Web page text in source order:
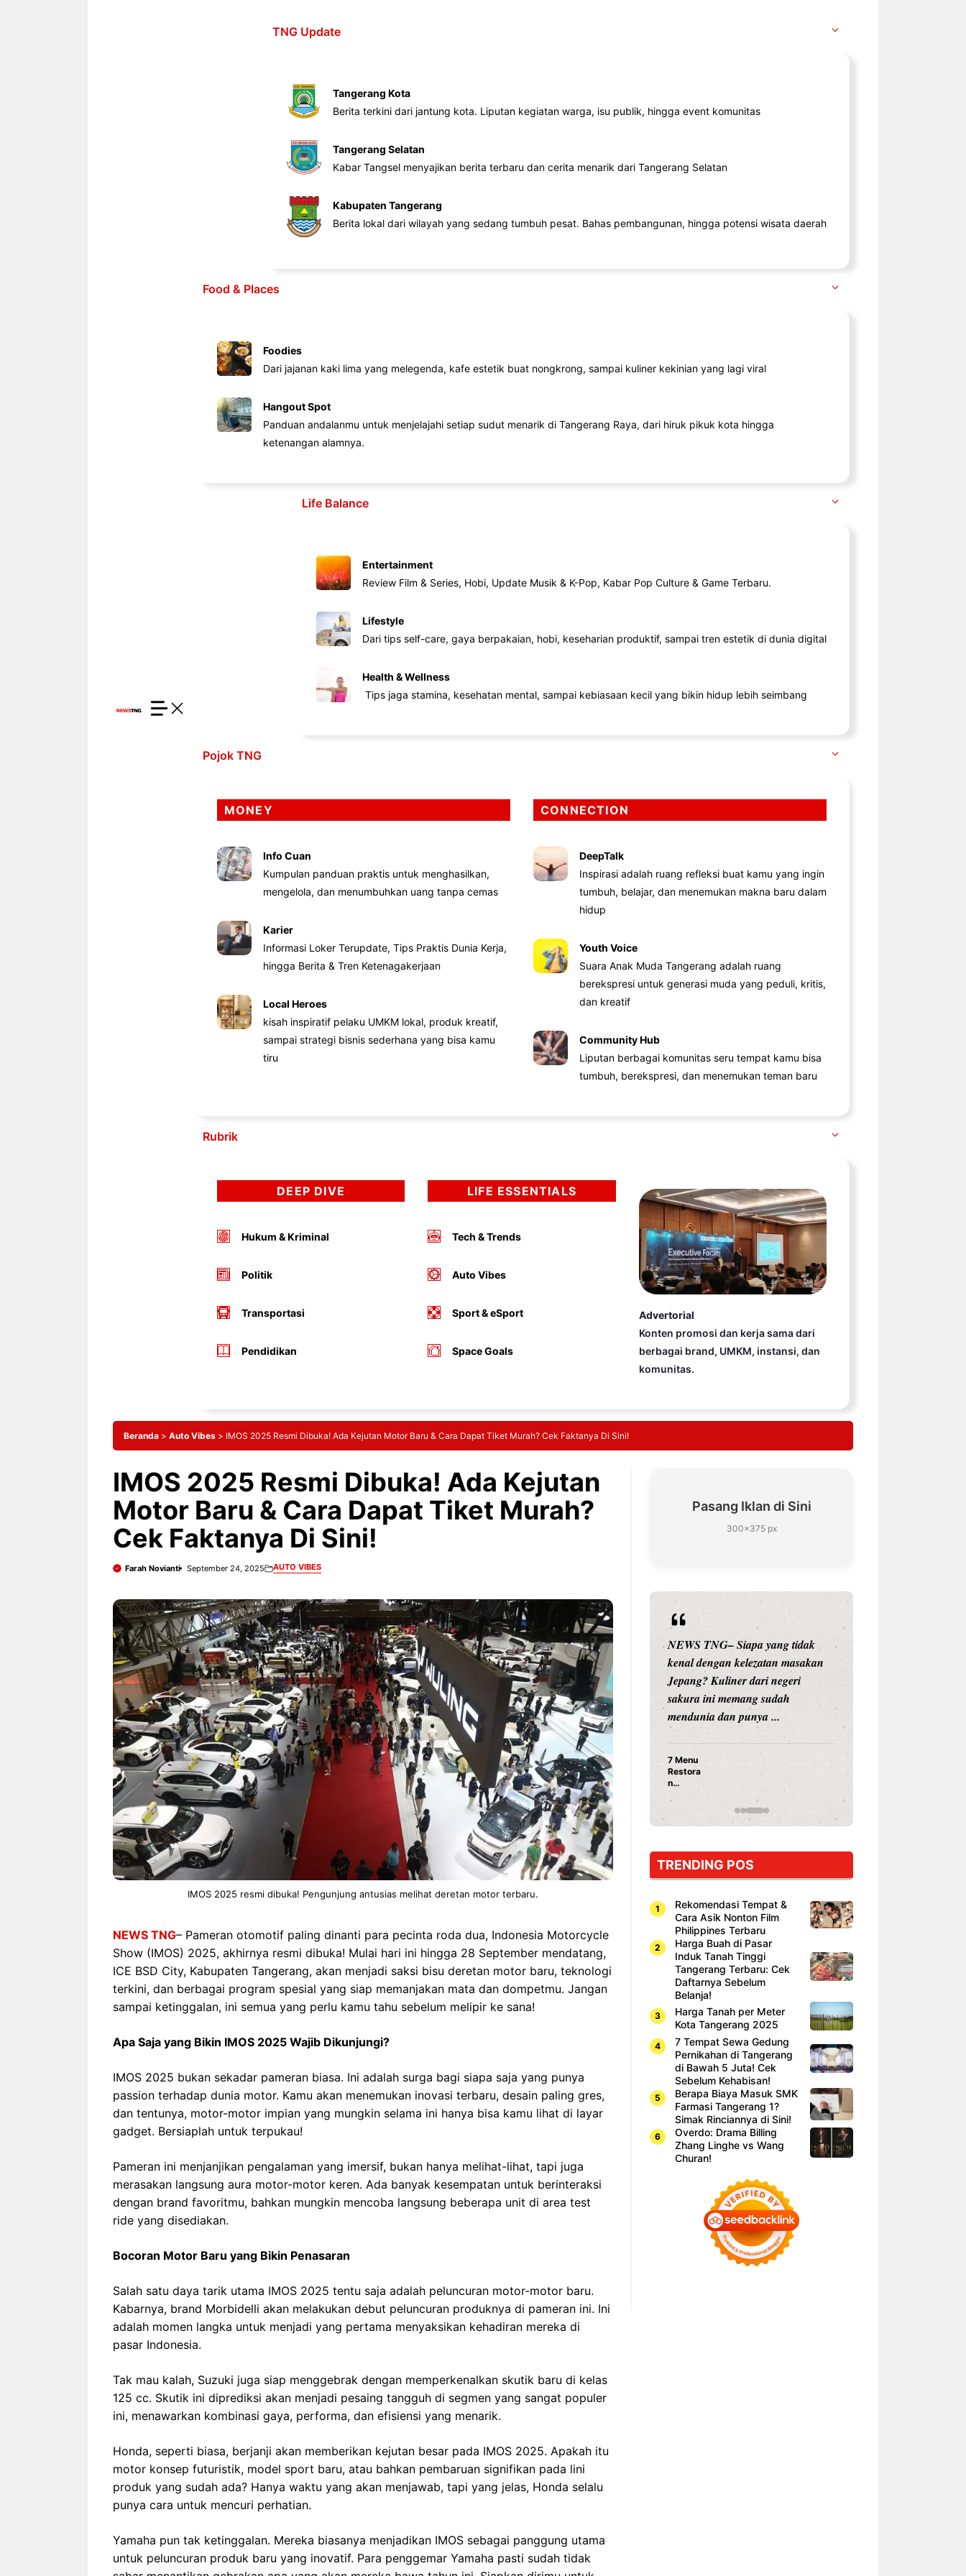
TNG Update
Tangerang Kota
Berita terkini dari jantung kota. Liputan kegiatan warga, isu publik, hingga event komunitas
Tangerang Selatan
Kabar Tangsel menyajikan berita terbaru dan cerita menarik dari Tangerang Selatan
Kabupaten Tangerang
Berita lokal dari wilayah yang sedang tumbuh pesat. Bahas pembangunan, hingga potensi wisata daerah
Food & Places
Foodies
Dari jajanan kaki lima yang melegenda, kafe estetik buat nongkrong, sampai kuliner kekinian yang lagi viral
Hangout Spot
Panduan andalanmu untuk menjelajahi setiap sudut menarik di Tangerang Raya, dari hiruk pikuk kota hingga
ketenangan alamnya.
Life Balance
Entertainment
Review Film & Series, Hobi, Update Musik & K-Pop, Kabar Pop Culture & Game Terbaru.
Lifestyle
Dari tips self-care, gaya berpakaian, hobi, keseharian produktif, sampai tren estetik di dunia digital
Health & Wellness
Tips jaga stamina, kesehatan mental, sampai kebiasaan kecil yang bikin hidup lebih seimbang
Pojok TNG
MONEY
Info Cuan
Kumpulan panduan praktis untuk menghasilkan,
mengelola, dan menumbuhkan uang tanpa cemas
Karier
Informasi Loker Terupdate, Tips Praktis Dunia Kerja,
hingga Berita & Tren Ketenagakerjaan
Local Heroes
kisah inspiratif pelaku UMKM lokal, produk kreatif,
sampai strategi bisnis sederhana yang bisa kamu
tiru
CONNECTION
DeepTalk
Inspirasi adalah ruang refleksi buat kamu yang ingin
tumbuh, belajar, dan menemukan makna baru dalam
hidup
Youth Voice
Suara Anak Muda Tangerang adalah ruang
berekspresi untuk generasi muda yang peduli, kritis,
dan kreatif
Community Hub
Liputan berbagai komunitas seru tempat kamu bisa
tumbuh, berekspresi, dan menemukan teman baru
Rubrik
DEEP DIVE
Hukum & Kriminal
Politik
Transportasi
Pendidikan
LIFE ESSENTIALS
Tech & Trends
Auto Vibes
Sport & eSport
Space Goals
Advertorial
Konten promosi dan kerja sama dari
berbagai brand, UMKM, instansi, dan
komunitas.
Beranda > Auto Vibes > IMOS 2025 Resmi Dibuka! Ada Kejutan Motor Baru & Cara Dapat Tiket Murah? Cek Faktanya Di Sini!
IMOS 2025 Resmi Dibuka! Ada Kejutan
Motor Baru & Cara Dapat Tiket Murah?
Cek Faktanya Di Sini!
Farah Novianti September 24, 2025 AUTO VIBES
IMOS 2025 resmi dibuka! Pengunjung antusias melihat deretan motor terbaru.
NEWS TNG– Pameran otomotif paling dinanti para pecinta roda dua, Indonesia Motorcycle
Show (IMOS) 2025, akhirnya resmi dibuka! Mulai hari ini hingga 28 September mendatang,
ICE BSD City, Kabupaten Tangerang, akan menjadi saksi bisu deretan motor baru, teknologi
terkini, dan berbagai program spesial yang siap memanjakan mata dan dompetmu. Jangan
sampai ketinggalan, ini semua yang perlu kamu tahu sebelum melipir ke sana!
Apa Saja yang Bikin IMOS 2025 Wajib Dikunjungi?
IMOS 2025 bukan sekadar pameran biasa. Ini adalah surga bagi siapa saja yang punya
passion terhadap dunia motor. Kamu akan menemukan inovasi terbaru, desain paling gres,
dan tentunya, motor-motor impian yang mungkin selama ini hanya bisa kamu lihat di layar
gadget. Bersiaplah untuk terpukau!
Pameran ini menjanjikan pengalaman yang imersif, bukan hanya melihat-lihat, tapi juga
merasakan langsung aura motor-motor keren. Ada banyak kesempatan untuk berinteraksi
dengan brand favoritmu, bahkan mungkin mencoba langsung beberapa unit di area test
ride yang disediakan.
Bocoran Motor Baru yang Bikin Penasaran
Salah satu daya tarik utama IMOS 2025 tentu saja adalah peluncuran motor-motor baru.
Kabarnya, brand Morbidelli akan melakukan debut peluncuran produknya di pameran ini. Ini
adalah momen langka untuk menjadi yang pertama menyaksikan kehadiran mereka di
pasar Indonesia.
Tak mau kalah, Suzuki juga siap menggebrak dengan memperkenalkan skutik baru di kelas
125 cc. Skutik ini diprediksi akan menjadi pesaing tangguh di segmen yang sangat populer
ini, menawarkan kombinasi gaya, performa, dan efisiensi yang menarik.
Honda, seperti biasa, berjanji akan memberikan kejutan besar pada IMOS 2025. Apakah itu
motor konsep futuristik, model sport baru, atau bahkan pembaruan signifikan pada lini
produk yang sudah ada? Hanya waktu yang akan menjawab, tapi yang jelas, Honda selalu
punya cara untuk mencuri perhatian.
Yamaha pun tak ketinggalan. Mereka biasanya menjadikan IMOS sebagai panggung utama
untuk peluncuran produk baru yang inovatif. Para penggemar Yamaha pasti sudah tidak
Pasang Iklan di Sini
300×375 px
NEWS TNG– Siapa sangka, dua
nama besar di dunia hiburan,
Nunung Srimulat dan Vicky
Prasetyo, kini merambah dunia
kuliner dengan ...
Nunung Srimulat & Vicky
Prasetyo Buka Restoran
Ayam Panggang! Cuma Rp
15 Ribu, Resep Rahasia
Mami Bikin Nagih!
NEWS TNG– Bandung –
Menyambut pergantian tahun
2026, restoran all you can eat
Kakkoii All You Can Eat Bandung
menghadirkan ...
Sambut 2026, Kakkoii
Bandung Hadirkan Pesta All
You Can Eat Mulai Rp
145.000
NEWS TNG– Pernah gak sih
kamu mulai ngerjain sesuatu cuma
buat iseng-iseng, eh ternyata malah
jadi peluang bisnis yang
menguntungkan? ...
Dari Iseng Jadi Cuan: Kisah
TUM_ATUL yang Ubah
Hampers Jadi Bisnis Kece
NEWS TNG– Siapa yang tidak
kenal dengan kelezatan masakan
Jepang? Kuliner dari negeri
sakura ini memang sudah
mendunia dan punya ...
7 Menu
Restora
n
yang
Dicoba,
Cuma
Sushi!
TRENDING POS
Rekomendasi Tempat &
Cara Asik Nonton Film
Philippines Terbaru
Harga Buah di Pasar
Induk Tanah Tinggi
Tangerang Terbaru: Cek
Daftarnya Sebelum
Belanja!
Harga Tanah per Meter
Kota Tangerang 2025
7 Tempat Sewa Gedung
Pernikahan di Tangerang
di Bawah 5 Juta! Cek
Sebelum Kehabisan!
Berapa Biaya Masuk SMK
Farmasi Tangerang 1?
Simak Rinciannya di Sini!
Overdo: Drama Billing
Zhang Linghe vs Wang
Churan!